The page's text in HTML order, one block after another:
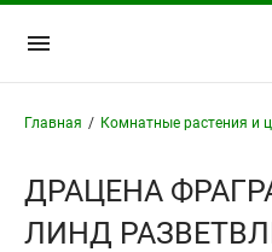
Главная / Комнатные растения и
ДРАЦЕНА
ЛИНД